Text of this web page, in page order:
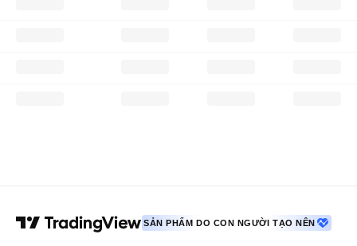
SẢN PHẨM DO CON NGƯỜI TẠO NÊN